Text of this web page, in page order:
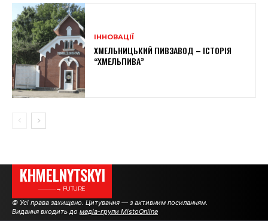
ІННОВАЦІЇ
ХМЕЛЬНИЦЬКИЙ ПИВЗАВОД – ІСТОРІЯ
“ХМЕЛЬПИВА”
KHMELNYTSKYI
———→ FUTURE
© Усі права захищено. Цитування — з активним посиланням.
Видання входить до медіа-групи MistoOnline